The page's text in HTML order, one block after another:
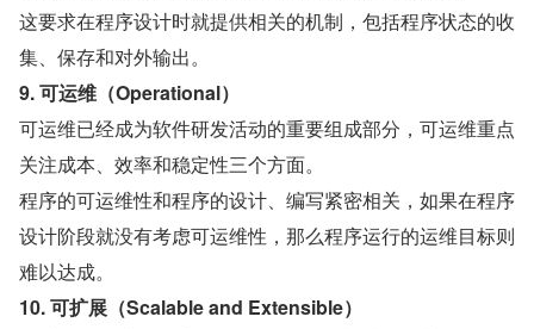
这要求在程序设计时就提供相关的机制，包括程序状态的收
集、保存和对外输出。
9. 可运维（Operational）
可运维已经成为软件研发活动的重要组成部分，可运维重点
关注成本、效率和稳定性三个方面。
程序的可运维性和程序的设计、编写紧密相关，如果在程序
设计阶段就没有考虑可运维性，那么程序运行的运维目标则
难以达成。
10. 可扩展（Scalable and Extensible）